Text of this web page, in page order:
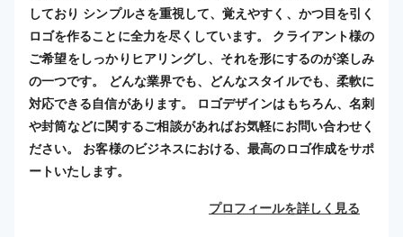
しており シンプルさを重視して、覚えやすく、かつ目を引く
ロゴを作ることに全力を尽くしています。 クライアント様の
ご希望をしっかりヒアリングし、それを形にするのが楽しみ
の一つです。 どんな業界でも、どんなスタイルでも、柔軟に
対応できる自信があります。 ロゴデザインはもちろん、名刺
や封筒などに関するご相談があればお気軽にお問い合わせく
ださい。 お客様のビジネスにおける、最高のロゴ作成をサポ
ートいたします。
プロフィールを詳しく見る